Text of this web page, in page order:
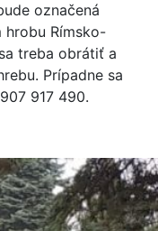
označená
Rímsko-
treba obrátiť a
Prípadne sa
917 490.